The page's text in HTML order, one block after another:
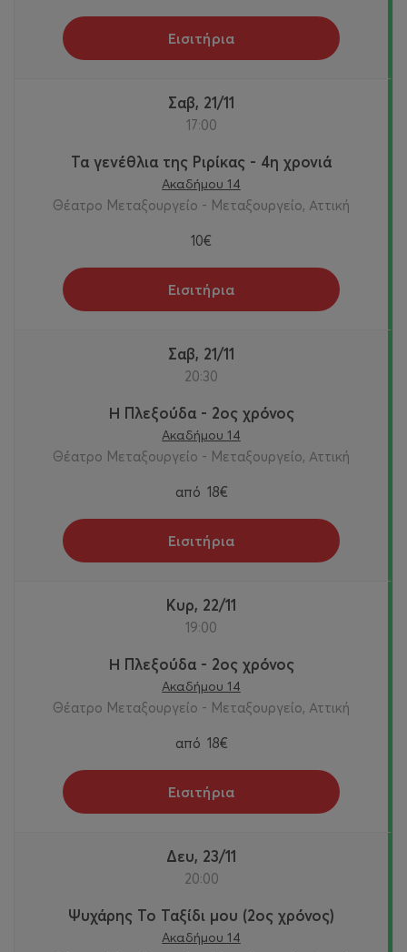
Εισιτήρια
Σαβ, 21/11
17:00
Τα γενέθλια της Ριρίκας - 4η χρονιά
Ακαδήμου 14
Θέατρο Μεταξουργείο - Μεταξουργείο, Αττική
10€
Εισιτήρια
Σαβ, 21/11
20:30
Η Πλεξούδα - 2ος χρόνος
Ακαδήμου 14
Θέατρο Μεταξουργείο - Μεταξουργείο, Αττική
από 18€
Εισιτήρια
Κυρ, 22/11
19:00
Η Πλεξούδα - 2ος χρόνος
Ακαδήμου 14
Θέατρο Μεταξουργείο - Μεταξουργείο, Αττική
από 18€
Εισιτήρια
Δευ, 23/11
20:00
Ψυχάρης Το Ταξίδι μου (2ος χρόνος)
Ακαδήμου 14